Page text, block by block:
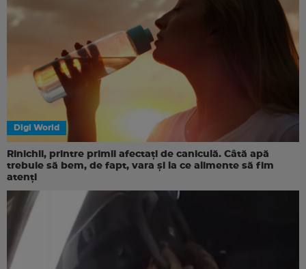
Digi World
Rinichii, printre primii afectați de caniculă. Câtă apă
trebuie să bem, de fapt, vara și la ce alimente să fim
atenți